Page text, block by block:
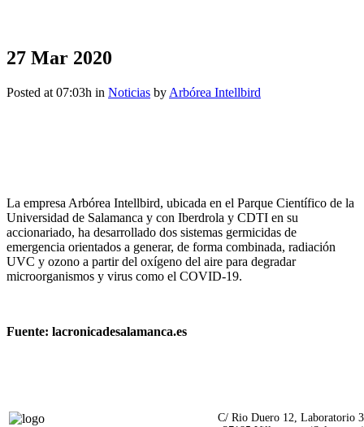
27 Mar 2020
Posted at 07:03h in Noticias by Arbórea Intellbird
La empresa Arbórea Intellbird, ubicada en el Parque Científico de la
Universidad de Salamanca y con Iberdrola y CDTI en su
accionariado, ha desarrollado dos sistemas germicidas de
emergencia orientados a generar, de forma combinada, radiación
UVC y ozono a partir del oxígeno del aire para degradar
microorganismos y virus como el COVID-19.
Fuente: lacronicadesalamanca.es
C/ Rio Duero 12, Laboratorio 3